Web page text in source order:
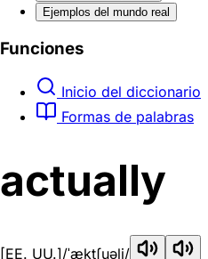
Ejemplos del mundo real
Funciones
Inicio del diccionario
Formas de palabras
actually
[EE. UU.]/ˈæktʃuəli/